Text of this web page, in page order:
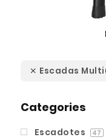
Escadas
Categories
Escadotes 47